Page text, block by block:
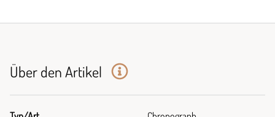
Über den Artikel